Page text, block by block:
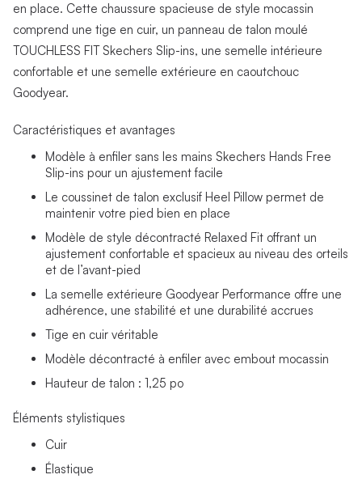
en place. Cette chaussure spacieuse de style mocassin
comprend une tige en cuir, un panneau de talon moulé
TOUCHLESS FIT Skechers Slip-ins, une semelle intérieure
confortable et une semelle extérieure en caoutchouc
Goodyear.
Caractéristiques et avantages
Modèle à enfiler sans les mains Skechers Hands Free
Slip-ins pour un ajustement facile
Le coussinet de talon exclusif Heel Pillow permet de
maintenir votre pied bien en place
Modèle de style décontracté Relaxed Fit offrant un
ajustement confortable et spacieux au niveau des orteils
et de l’avant-pied
La semelle extérieure Goodyear Performance offre une
adhérence, une stabilité et une durabilité accrues
Tige en cuir véritable
Modèle décontracté à enfiler avec embout mocassin
Hauteur de talon : 1,25 po
Éléments stylistiques
Cuir
Élastique